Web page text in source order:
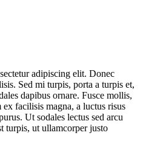
adipiscing elit. Donec
Sed mi turpis, porta a turpis et,
dapibus ornare. Fusce mollis,
facilisis magna, a luctus risus
Ut sodales lectus sed arcu
turpis, ut ullamcorper justo